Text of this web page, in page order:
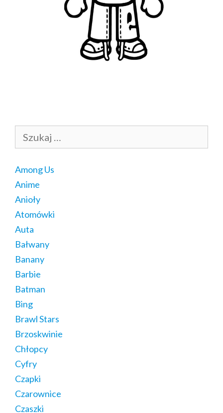
Among Us
Anime
Anioły
Atomówki
Auta
Bałwany
Banany
Barbie
Batman
Bing
Brawl Stars
Brzoskwinie
Chłopcy
Cyfry
Czapki
Czarownice
Czaszki